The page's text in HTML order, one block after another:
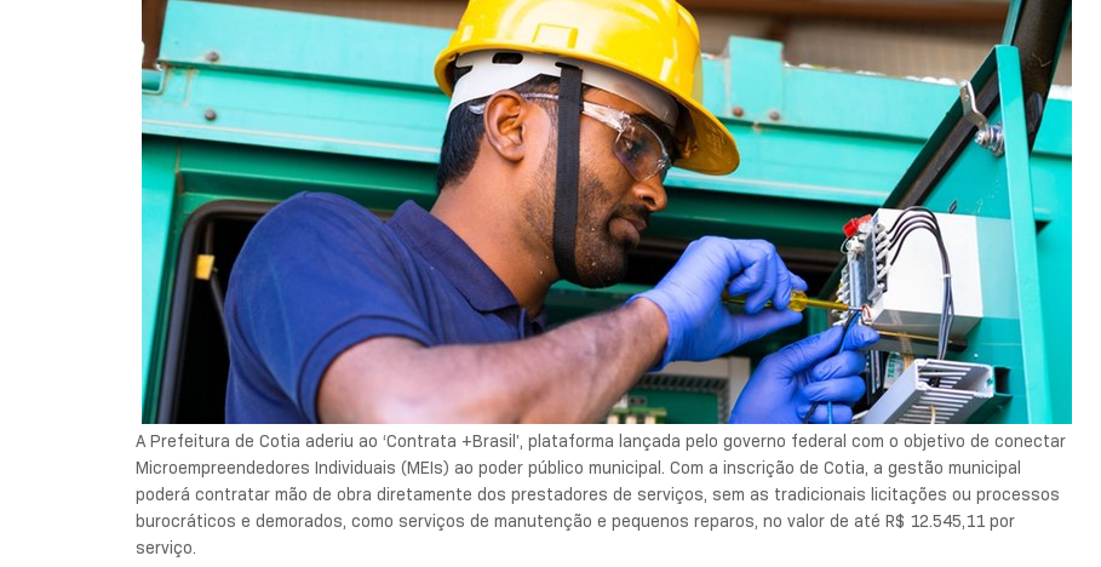
A Prefeitura de Cotia aderiu ao ‘Contrata +Brasil’, plataforma lançada pelo governo federal com o objetivo de conectar
Microempreendedores Individuais (MEIs) ao poder público municipal. Com a inscrição de Cotia, a gestão municipal
poderá contratar mão de obra diretamente dos prestadores de serviços, sem as tradicionais licitações ou processos
burocráticos e demorados, como serviços de manutenção e pequenos reparos, no valor de até R$ 12.545,11 por
serviço.